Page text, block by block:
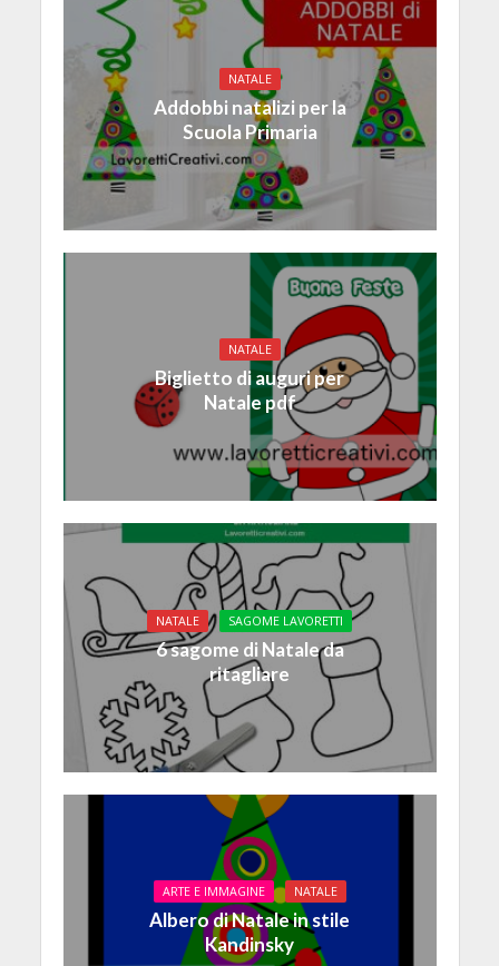
NATALE
Addobbi natalizi per la
Scuola Primaria
NATALE
Biglietto di auguri per
Natale pdf
NATALE SAGOME LAVORETTI
6 sagome di Natale da
ritagliare
ARTE E IMMAGINE NATALE
Albero di Natale in stile
Kandinsky